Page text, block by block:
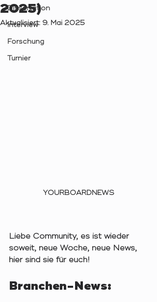
Dissertation
Interview
Forschung
Turnier
2025)
Aktualisiert: 9. Mai 2025
YOURBOARDNEWS
Liebe Community, es ist wieder
soweit, neue Woche, neue News,
hier sind sie für euch!
Branchen-News: